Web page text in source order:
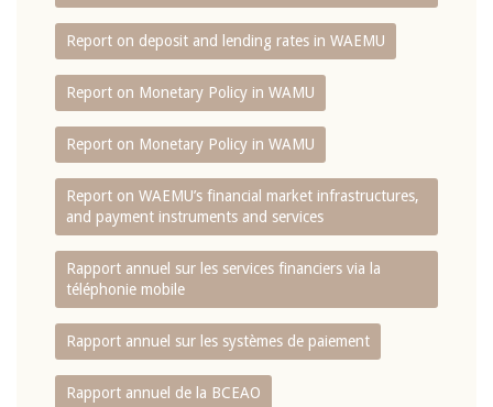
Report on deposit and lending rates in WAEMU
Report on Monetary Policy in WAMU
Report on Monetary Policy in WAMU
Report on WAEMU’s financial market infrastructures,
and payment instruments and services
Rapport annuel sur les services financiers via la
téléphonie mobile
Rapport annuel sur les systèmes de paiement
Rapport annuel de la BCEAO